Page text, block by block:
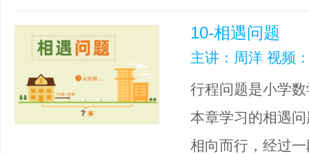
10-相遇问题
主讲：周洋 视频
行程问题是小学
本章学习的相遇
相向而行，经过